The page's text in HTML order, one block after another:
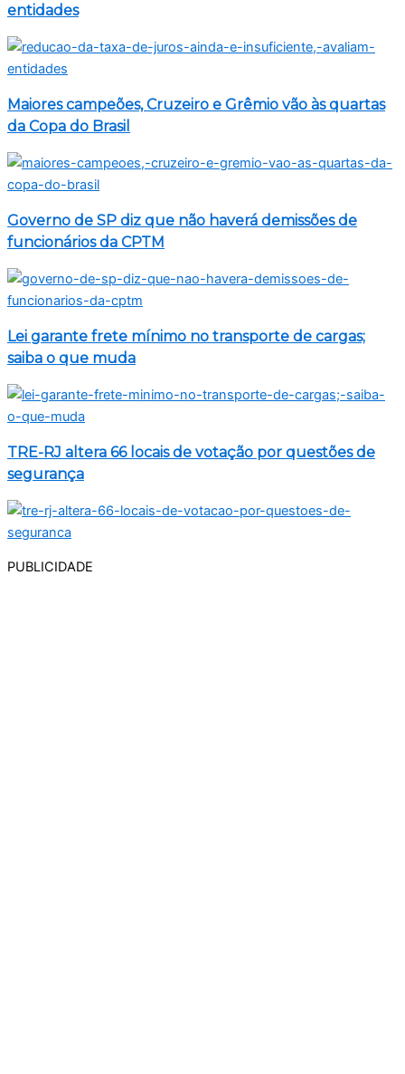
entidades
Maiores campeões, Cruzeiro e Grêmio vão às quartas
da Copa do Brasil
Governo de SP diz que não haverá demissões de
funcionários da CPTM
Lei garante frete mínimo no transporte de cargas;
saiba o que muda
TRE-RJ altera 66 locais de votação por questões de
segurança
PUBLICIDADE